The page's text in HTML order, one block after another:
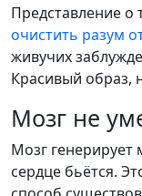
Представление о
очистить разум
живучих
Красивый образ,
Мозг не
Мозг генерирует
сердце бьётся.